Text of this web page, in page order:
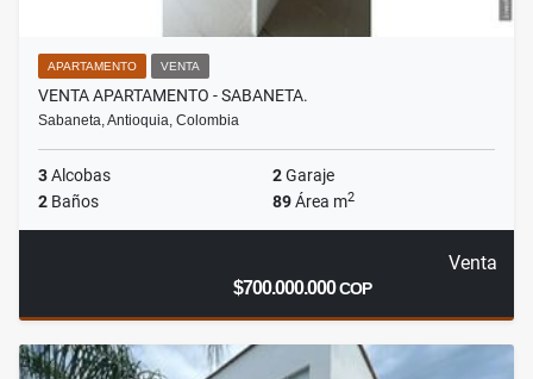
APARTAMENTO VENTA
VENTA APARTAMENTO - SABANETA.
Sabaneta, Antioquia, Colombia
3Alcobas 2Garaje
2 Baños 89Área m2
Venta
$700.000.000COP